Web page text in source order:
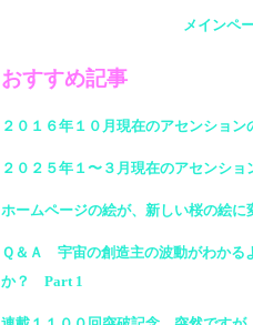
メインペ
おすすめ記事
２０１６年１０月現在のアセンショ
２０２５年１〜３月現在のアセンシ
ホームページの絵が、新しい桜の絵に
Ｑ＆Ａ 宇宙の創造主の波動がわかる
か？ Part 1